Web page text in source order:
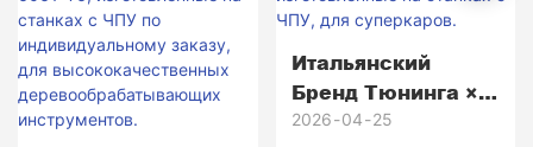
Прототипа До
Более Чем 5000
Серийных
Образцов.
Итальянский
Бренд Тюнинга ×
Honscn:
2026 04 25